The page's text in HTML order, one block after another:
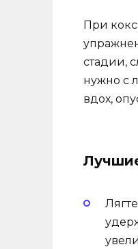
При
стадии,
нужно с
вдох,